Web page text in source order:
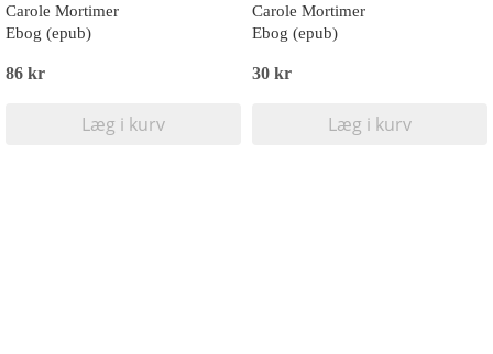
Carole Mortimer
Ebog (epub)
86 kr
Læg i kurv
Carole Mortimer
Ebog (epub)
30 kr
Læg i kurv